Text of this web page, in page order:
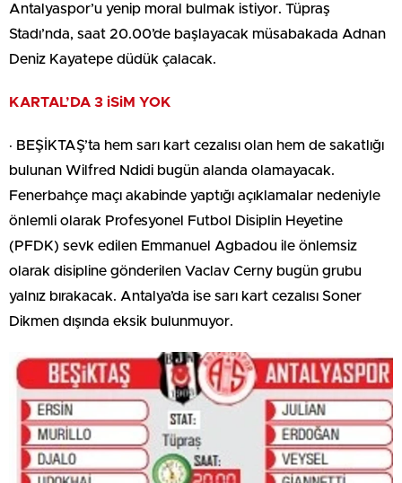
Antalyaspor’u yenip moral bulmak istiyor. Tüpraş
Stadı’nda, saat 20.00’de başlayacak müsabakada Adnan
Deniz Kayatepe düdük çalacak.
KARTAL’DA 3 iSiM YOK
· BEŞİKTAŞ’ta hem sarı kart cezalısı olan hem de sakatlığı
bulunan Wilfred Ndidi bugün alanda olamayacak.
Fenerbahçe maçı akabinde yaptığı açıklamalar nedeniyle
önlemli olarak Profesyonel Futbol Disiplin Heyetine
(PFDK) sevk edilen Emmanuel Agbadou ile önlemsiz
olarak disipline gönderilen Vaclav Cerny bugün grubu
yalnız bırakacak. Antalya’da ise sarı kart cezalısı Soner
Dikmen dışında eksik bulunmuyor.